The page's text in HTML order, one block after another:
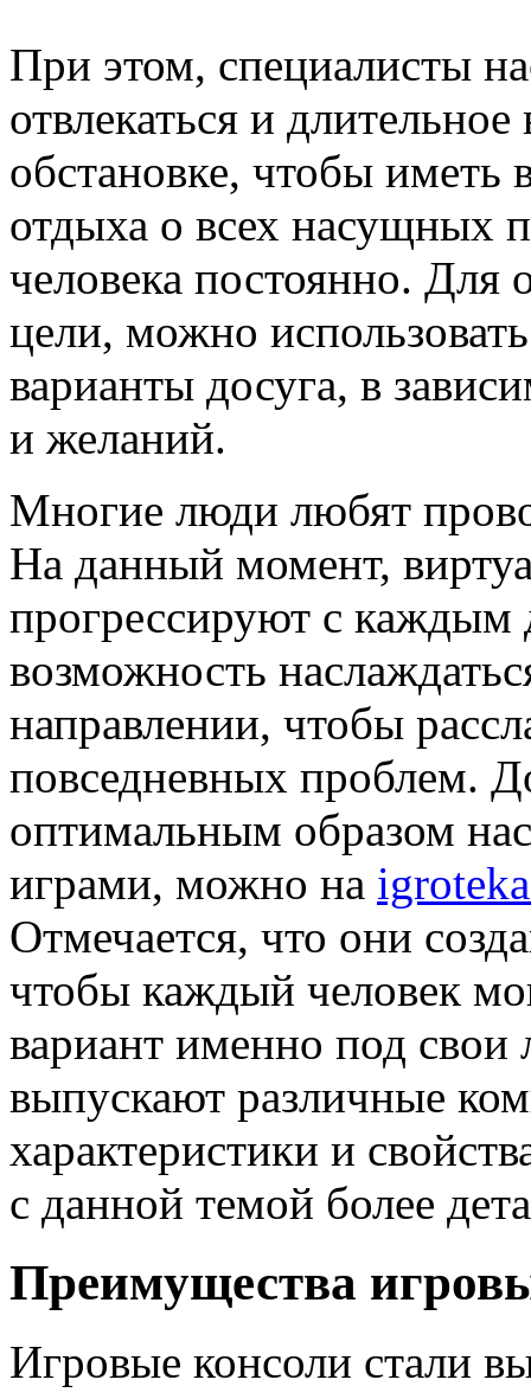
При этом, специалисты
отвлекаться и
обстановке, чтобы иметь
отдыха о всех насущных
человека постоянно. Для
цели, можно
варианты досуга, в
и желаний.
Многие люди любят
На данный момент,
прогрессируют с
возможность
направлении, чтобы
повседневных проблем.
оптимальным образом
играми, можно на
Отмечается, что они
чтобы каждый человек
вариант именно под
выпускают различные
характеристики и
с данной темой более
Преимущества
Игровые консоли стали